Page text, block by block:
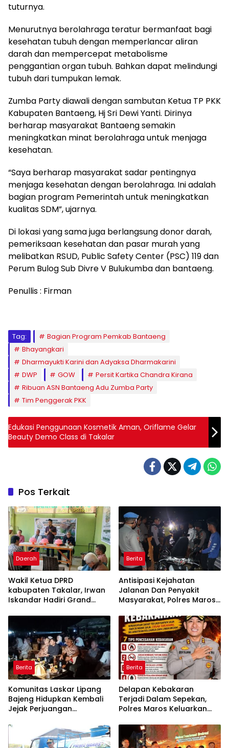
tuturnya.
Menurutnya berolahraga teratur bermanfaat bagi
kesehatan tubuh dengan memperlancar aliran
darah dan mempercepat metabolisme
penggantian organ tubuh. Bahkan dapat melindungi
tubuh dari tumpukan lemak.
Zumba Party diawali dengan sambutan Ketua TP PKK
Kabupaten Bantaeng, Hj Sri Dewi Yanti. Dirinya
berharap masyarakat Bantaeng semakin
meningkatkan minat berolahraga untuk menjaga
kesehatan.
“Saya berharap masyarakat sadar pentingnya
menjaga kesehatan dengan berolahraga. Ini adalah
bagian program Pemerintah untuk meningkatkan
kualitas SDM”, ujarnya.
Di lokasi yang sama juga berlangsung donor darah,
pemeriksaan kesehatan dan pasar murah yang
melibatkan RSUD, Public Safety Center (PSC) 119 dan
Perum Bulog Sub Divre V Bulukumba dan bantaeng.
Penullis : Firman
Tag:
Bagian Program Pemkab Bantaeng
Bhayangkari
Dharmayukti Karini dan Adyaksa Dharmakarini
DWP
GOW
Persit Kartika Chandra Kirana
Ribuan ASN Bantaeng Adu Zumba Party
Tim Penggerak PKK
Edukasi Penggunaan Kosmetik Aman, Oriflame Gelar
Beauty Demo Class di Takalar
Pos Terkait
Daerah
Wakil Ketua DPRD
kabupaten Takalar, Irwan
Iskandar Hadiri Grand
Pertama di Takalar,
Melayani Terapis Gratis
untuk Pasien Dhuafa dan
umum.
Berita
Antisipasi Kejahatan
Jalanan Dan Penyakit
Masyarakat, Polres Maros
Kondusif
Berita
Komunitas Laskar Lipang
Bajeng Hidupkan Kembali
Jejak Perjuangan
Wabup Takalar: Apresiasi
Bahwa Sejarah Adalah
Berita
Delapan Kebakaran
Terjadi Dalam Sepekan,
Polres Maros Keluarkan
Masyarakat